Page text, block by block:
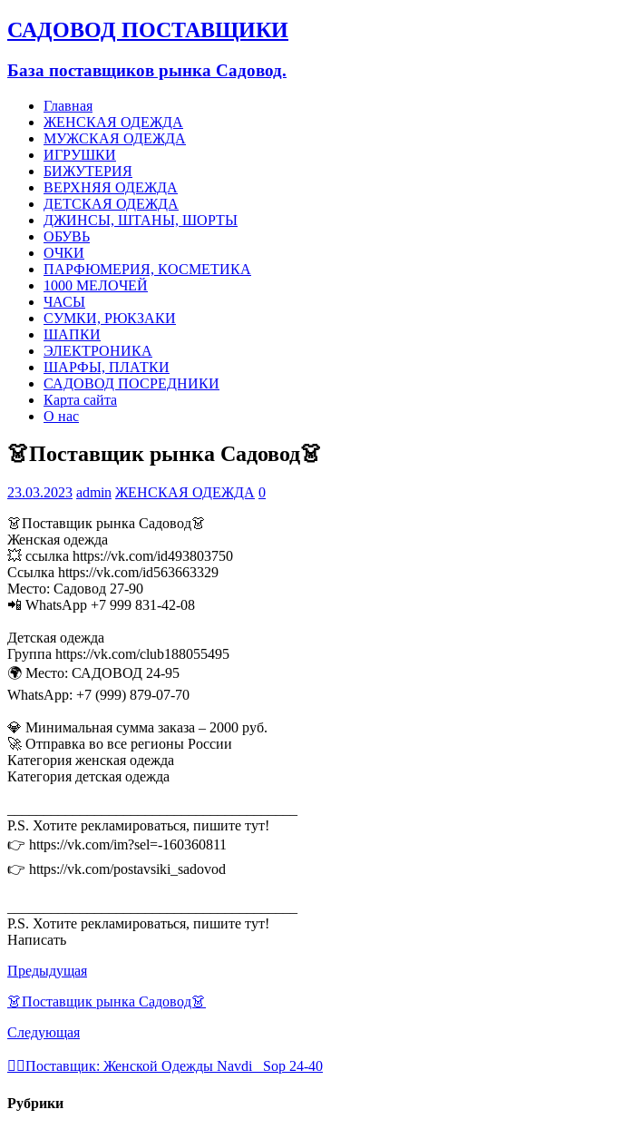
САДОВОД ПОСТАВЩИКИ
База поставщиков рынка Садовод.
Главная
ЖЕНСКАЯ ОДЕЖДА
МУЖСКАЯ ОДЕЖДА
ИГРУШКИ
БИЖУТЕРИЯ
ВЕРХНЯЯ ОДЕЖДА
ДЕТСКАЯ ОДЕЖДА
ДЖИНСЫ, ШТАНЫ, ШОРТЫ
ОБУВЬ
ОЧКИ
ПАРФЮМЕРИЯ, КОСМЕТИКА
1000 МЕЛОЧЕЙ
ЧАСЫ
СУМКИ, РЮКЗАКИ
ШАПКИ
ЭЛЕКТРОНИКА
ШАРФЫ, ПЛАТКИ
САДОВОД ПОСРЕДНИКИ
Карта сайта
О нас
👗Поставщик рынка Садовод👗
23.03.2023 admin ЖЕНСКАЯ ОДЕЖДА 0
👗Поставщик рынка Садовод👗
Женская одежда
💥 ссылка https://vk.com/id493803750
Ссылка https://vk.com/id563663329
Место: Садовод 27-90
📲 WhatsApp +7 999 831-42-08
Детская одежда
Группа https://vk.com/club188055495
🌍 Место: САДОВОД 24-95
WhatsApp: +7 (999) 879-07-70
💎 Минимальная сумма заказа – 2000 руб.
🚀 Отправка во все регионы России
Категория женская одежда
Категория детская одежда
P.S. Хотите рекламироваться, пишите тут!
👉 https://vk.com/im?sel=-160360811
👉 https://vk.com/postavsiki_sadovod
P.S. Хотите рекламироваться, пишите тут!
Написать
Предыдущая
👗Поставщик рынка Садовод👗
Следующая
💁‍♂Поставщик: Женской Одежды Navdi _Sop 24-40
Рубрики